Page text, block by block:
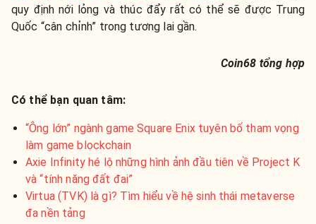
quy định nới lỏng và thúc đẩy rất có thể sẽ được Trung
Quốc “cân chỉnh” trong tương lai gần.
Coin68 tổng hợp
Có thể bạn quan tâm:
“Ông lớn” ngành game Square Enix tuyên bố tham vọng
làm game blockchain
Axie Infinity hé lộ những hình ảnh đầu tiên về Project K
và “tính năng đất đai”
Virtua (TVK) là gì? Tìm hiểu về hệ sinh thái metaverse
đa nền tảng